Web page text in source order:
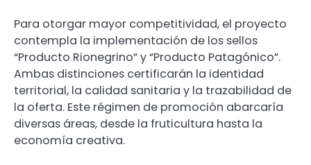
Para otorgar mayor competitividad, el proyecto
contempla la implementación de los sellos
“Producto Rionegrino” y “Producto Patagónico”.
Ambas distinciones certificarán la identidad
territorial, la calidad sanitaria y la trazabilidad de
la oferta. Este régimen de promoción abarcaría
diversas áreas, desde la fruticultura hasta la
economía creativa.